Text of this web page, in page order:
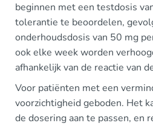
beginnen met een testdosis
tolerantie te beoordelen,
onderhoudsdosis van 50 mg
ook elke week worden
afhankelijk van de reactie van
Voor patiënten met een
voorzichtigheid geboden. Het
de dosering aan te passen, en